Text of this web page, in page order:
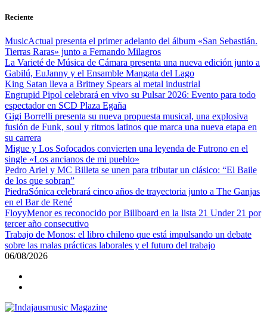
Reciente
MusicActual presenta el primer adelanto del álbum «San Sebastián.
Tierras Raras» junto a Fernando Milagros
La Varieté de Música de Cámara presenta una nueva edición junto a
Gabilú, EuJanny y el Ensamble Mangata del Lago
King Satan lleva a Britney Spears al metal industrial
Engrupid Pipol celebrará en vivo su Pulsar 2026: Evento para todo
espectador en SCD Plaza Egaña
Gigi Borrelli presenta su nueva propuesta musical, una explosiva
fusión de Funk, soul y ritmos latinos que marca una nueva etapa en
su carrera
Migue y Los Sofocados convierten una leyenda de Futrono en el
single «Los ancianos de mi pueblo»
Pedro Ariel y MC Billeta se unen para tributar un clásico: “El Baile
de los que sobran”
PiedraSónica celebrará cinco años de trayectoria junto a The Ganjas
en el Bar de René
FloyyMenor es reconocido por Billboard en la lista 21 Under 21 por
tercer año consecutivo
Trabajo de Monos: el libro chileno que está impulsando un debate
sobre las malas prácticas laborales y el futuro del trabajo
06/08/2026